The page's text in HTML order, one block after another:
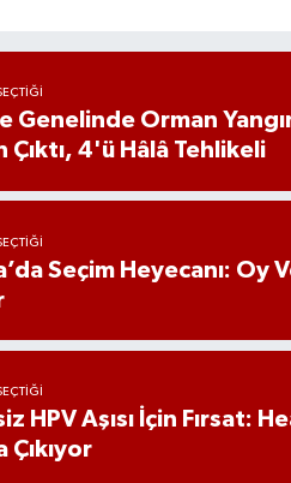
Genelinde Orman
Çıktı, 4'ü Hâlâ Tehlikeli
Seçim Heyecanı: Oy
HPV Aşısı İçin Fırsat:
Çıkıyor